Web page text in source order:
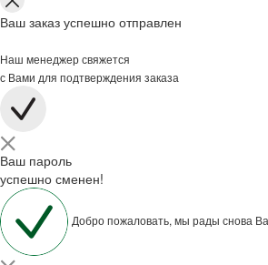
Ваш заказ успешно отправлен
Наш менеджер свяжется
с Вами для подтверждения заказа
Ваш пароль
успешно сменен!
Добро пожаловать, мы рады снова